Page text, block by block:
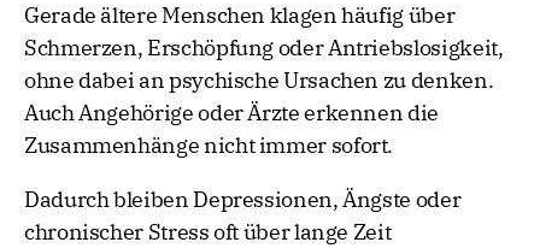
Gerade ältere Menschen klagen häufig über
Schmerzen, Erschöpfung oder Antriebslosigkeit,
ohne dabei an psychische Ursachen zu denken.
Auch Angehörige oder Ärzte erkennen die
Zusammenhänge nicht immer sofort.
Dadurch bleiben Depressionen, Ängste oder
chronischer Stress oft über lange Zeit